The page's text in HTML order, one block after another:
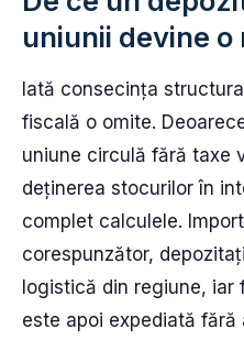
uniunii devine o
Iată consecința
fiscală o omite.
uniune circulă fără taxe
deținerea stocurilor în
complet calculele.
corespunzător,
logistică din regiune, iar
este apoi expediată